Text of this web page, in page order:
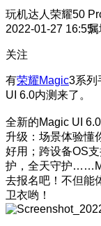
玩机达人 荣耀50
2022-01-27 16:55属
关注
有荣耀Magic3系列
UI 6.0内测来了。
全新的Magic UI
升级：场景体验懂
好用；跨设备OS
护，全天守护
去报名吧！不但能
卫衣哟！